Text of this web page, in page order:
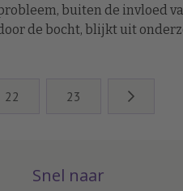
buiten de invloed
de bocht, blijkt uit
22 23
Snel naar